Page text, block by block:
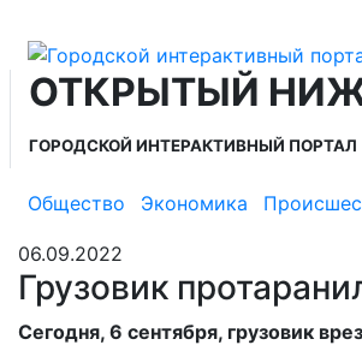
ОТКРЫТЫЙ
ГОРОДСКОЙ ИНТЕРАКТИВНЫЙ ПОРТАЛ
Общество Экономика
06.09.2022
Грузовик
Сегодня, 6 сентября, грузовик